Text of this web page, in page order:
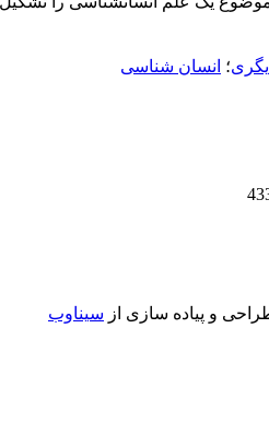
؛ انسان شناسی
و پیاده سازی از سیناوب